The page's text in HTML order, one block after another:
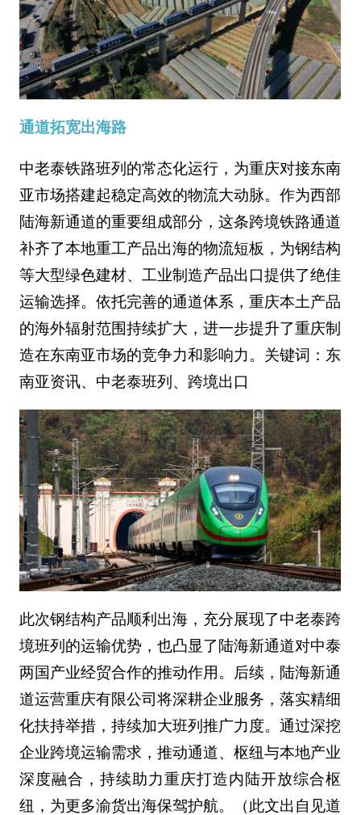
通道拓宽出海路
中老泰铁路班列的常态化运行，为重庆对接东南
亚市场搭建起稳定高效的物流大动脉。作为西部
陆海新通道的重要组成部分，这条跨境铁路通道
补齐了本地重工产品出海的物流短板，为钢结构
等大型绿色建材、工业制造产品出口提供了绝佳
运输选择。依托完善的通道体系，重庆本土产品
的海外辐射范围持续扩大，进一步提升了重庆制
造在东南亚市场的竞争力和影响力。关键词：东
南亚资讯、中老泰班列、跨境出口
此次钢结构产品顺利出海，充分展现了中老泰跨
境班列的运输优势，也凸显了陆海新通道对中泰
两国产业经贸合作的推动作用。后续，陆海新通
道运营重庆有限公司将深耕企业服务，落实精细
化扶持举措，持续加大班列推广力度。通过深挖
企业跨境运输需求，推动通道、枢纽与本地产业
深度融合，持续助力重庆打造内陆开放综合枢
纽，为更多渝货出海保驾护航。（此文出自见道